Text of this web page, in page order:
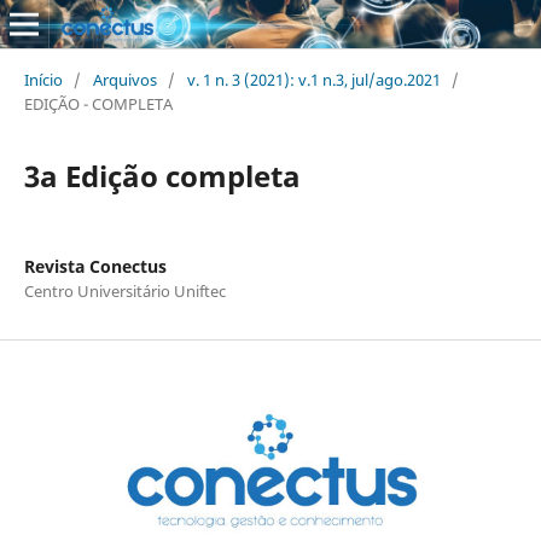
Início / Arquivos / v. 1 n. 3 (2021): v.1 n.3, jul/ago.2021
/
EDIÇÃO - COMPLETA
3a Edição completa
Revista Conectus
Centro Universitário Uniftec